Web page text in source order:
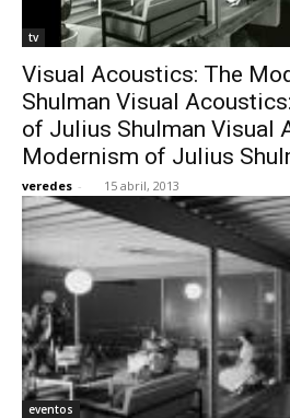
tv
Visual Acoustics: The
Shulman Visual
of Julius Shulman Visual
Modernism of Julius
veredes - 15 abril, 2013
eventos